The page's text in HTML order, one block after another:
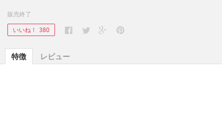
販売終了
いいね！ 380
特徴 レビュー